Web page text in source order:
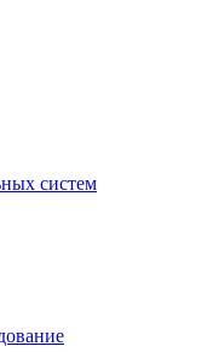
систем